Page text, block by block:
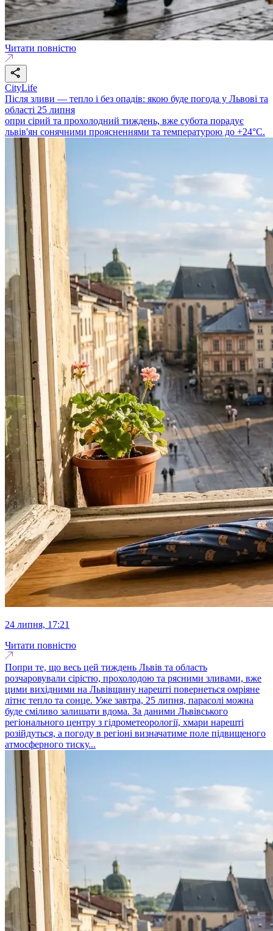
Читати повністю
CityLife
Після зливи — тепло і без опадів: якою буде погода у Львові та
області 25 липня
опри сірий та прохолодний тиждень, вже субота порадує
львів'ян сонячними проясненнями та температурою до +24°C.
24 липня, 17:21
Читати повністю
Попри те, що весь цей тиждень Львів та область
розчаровували сірістю, прохолодою та рясними зливами, вже
цими вихідними на Львівщину нарешті повернеться омріяне
літнє тепло та сонце. Уже завтра, 25 липня, парасолі можна
буде сміливо залишати вдома. За даними Львівського
регіонального центру з гідрометеорології, хмари нарешті
розійдуться, а погоду в регіоні визначатиме поле підвищеного
атмосферного тиску...